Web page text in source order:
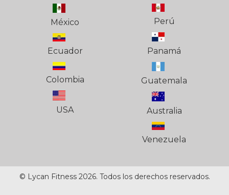
México
Ecuador
Colombia
USA
Perú
Panamá
Guatemala
Australia
Venezuela
© Lycan Fitness 2026. Todos los derechos reservados.